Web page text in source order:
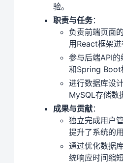
验。
职责与任务：
负责前端页面
用React框架进
参与后端API
和Spring Boot
进行数据库设
MySQL存储数
成果与贡献：
独立完成用户
提升了系统的
通过优化数据
统响应时间缩